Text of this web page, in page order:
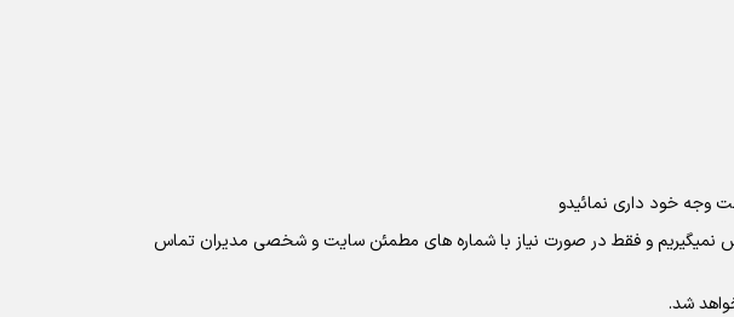
نمیگیریم و فقط در صورت نیاز با شماره های مطمئن سایت و شخصی مدیران تماس